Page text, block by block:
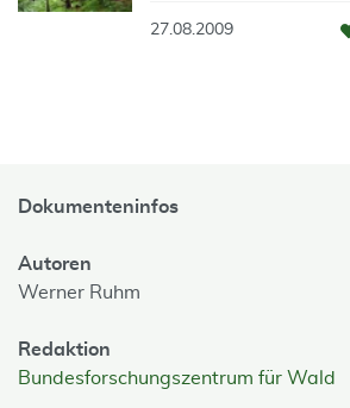
27.08.2009
Dokumenteninfos
Autoren
Werner Ruhm
Redaktion
Bundesforschungszentrum für Wald